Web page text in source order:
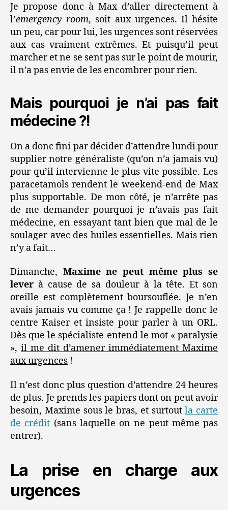
Je propose donc à Max d’aller directement à
l’emergency room, soit aux urgences. Il hésite
un peu, car pour lui, les urgences sont réservées
aux cas vraiment extrêmes. Et puisqu’il peut
marcher et ne se sent pas sur le point de mourir,
il n’a pas envie de les encombrer pour rien.
Mais pourquoi je n’ai pas fait
médecine ?!
On a donc fini par décider d’attendre lundi pour
supplier notre généraliste (qu’on n’a jamais vu)
pour qu’il intervienne le plus vite possible. Les
paracetamols rendent le weekend-end de Max
plus supportable. De mon côté, je n’arrête pas
de me demander pourquoi je n’avais pas fait
médecine, en essayant tant bien que mal de le
soulager avec des huiles essentielles. Mais rien
n’y a fait…
Dimanche, Maxime ne peut même plus se
lever à cause de sa douleur à la tête. Et son
oreille est complètement boursouflée. Je n’en
avais jamais vu comme ça ! Je rappelle donc le
centre Kaiser et insiste pour parler à un ORL.
Dès que le spécialiste entend le mot « paralysie
», il me dit d’amener immédiatement Maxime
aux urgences !
Il n’est donc plus question d’attendre 24 heures
de plus. Je prends les papiers dont on peut avoir
besoin, Maxime sous le bras, et surtoutla carte
de crédit (sans laquelle on ne peut même pas
entrer).
La prise en charge aux
urgences